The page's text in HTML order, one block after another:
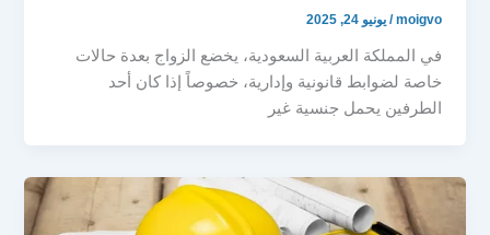
moigvo
/يونيو 24, 2025
في المملكة العربية السعودية، يخضع الزواج بعدة حالات
خاصة لضوابط قانونية وإدارية، خصوصاً إذا كان أحد
الطرفين يحمل جنسية غير